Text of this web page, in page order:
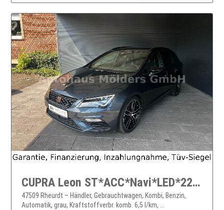
CUPRA Leon ST*ACC*Navi*LED*229EUR mtl.
47509 Rheurdt – Händler, Gebrauchtwagen, Kombi, Benzin,
Automatik, grau, Kraftstoffverbr. komb. 6,5 l/km, ...